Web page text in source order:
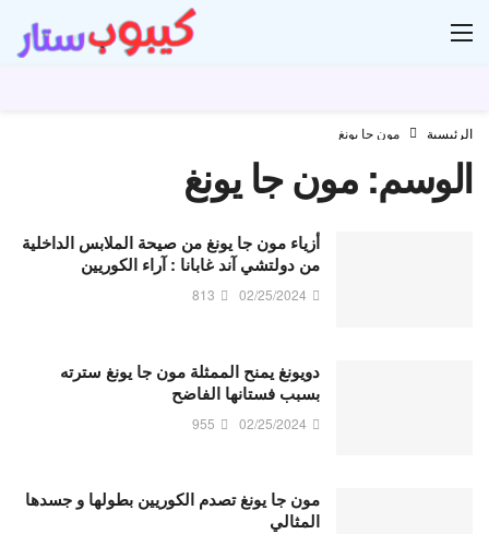
الرئيسية مون جا يونغ
الوسم:مون جا يونغ
أزياء مون جا يونغ من صيحة الملابس الداخلية
من دولتشي آند غابانا : آراء الكوريين
02/25/2024
813
دويونغ يمنح الممثلة مون جا يونغ سترته
بسبب فستانها الفاضح
02/25/2024
955
مون جا يونغ تصدم الكوريين بطولها و جسدها
المثالي